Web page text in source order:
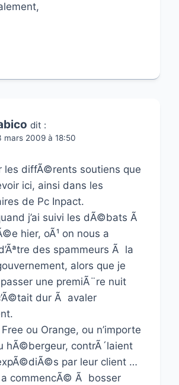
dit :
mars 2009 à 18:50
les diffÃ©rents soutiens que
ici, ainsi dans les
de Pc Inpact.
j’ai suivi les dÃ©bats Ã
hier, oÃ¹ on nous a
des spammeurs Ã la
alors que je
une premiÃ¨re nuit
dur Ã avaler
ou Orange, ou n’importe
hÃ©bergeur, contrÃ´laient
par leur client …
a commencÃ© Ã bosser